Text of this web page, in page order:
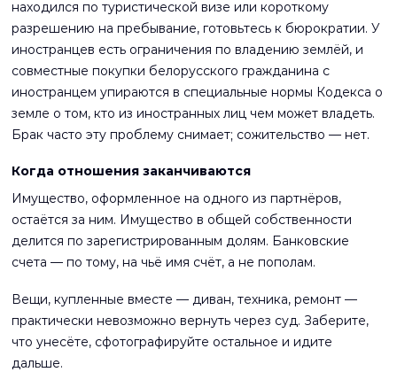
находился по туристической визе или короткому
разрешению на пребывание, готовьтесь к бюрократии. У
иностранцев есть ограничения по владению землёй, и
совместные покупки белорусского гражданина с
иностранцем упираются в специальные нормы Кодекса о
земле о том, кто из иностранных лиц чем может владеть.
Брак часто эту проблему снимает; сожительство — нет.
Когда отношения заканчиваются
Имущество, оформленное на одного из партнёров,
остаётся за ним. Имущество в общей собственности
делится по зарегистрированным долям. Банковские
счета — по тому, на чьё имя счёт, а не пополам.
Вещи, купленные вместе — диван, техника, ремонт —
практически невозможно вернуть через суд. Заберите,
что унесёте, сфотографируйте остальное и идите
дальше.